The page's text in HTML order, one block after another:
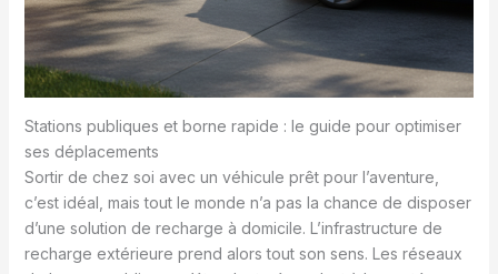
Stations publiques et borne rapide : le guide pour optimiser
ses déplacements
Sortir de chez soi avec un véhicule prêt pour l’aventure,
c’est idéal, mais tout le monde n’a pas la chance de disposer
d’une solution de recharge à domicile. L’infrastructure de
recharge extérieure prend alors tout son sens. Les réseaux